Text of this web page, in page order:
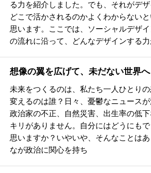
る力を紹介しました。でも、それがデ
どこで活かされるのかよくわからない
思います。ここでは、ソーシャルデザ
の流れに沿って、どんなデザインする
想像の翼を広げて、未だない世界へ
未来をつくるのは、私たち一人ひとり
変えるのは誰？日々、憂鬱なニュースが
政治家の不正、自然災害、出生率の低
キリがありません。自分にはどうにも
思いますか？いやいや、そんなことは
なが政治に関心を持ち